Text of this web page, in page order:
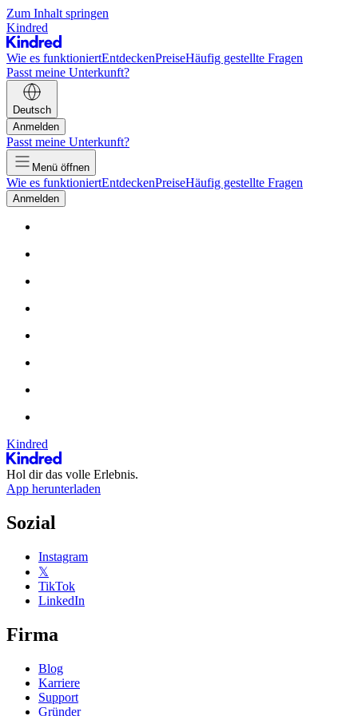
Zum Inhalt springen
Kindred
Wie es funktioniertEntdeckenPreiseHäufig gestellte Fragen
Passt meine Unterkunft?
Deutsch
Anmelden
Passt meine Unterkunft?
Menü öffnen
Wie es funktioniertEntdeckenPreiseHäufig gestellte Fragen
Anmelden
Kindred
Hol dir das volle Erlebnis.
App herunterladen
Sozial
Instagram
𝕏
TikTok
LinkedIn
Firma
Blog
Karriere
Support
Gründer